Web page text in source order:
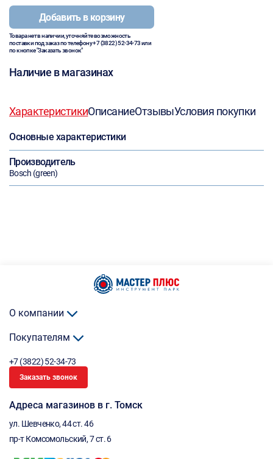
Добавить в корзину
Товара нет в наличии, уточняйте возможность
поставки под заказ по телефону+7 (3822) 52-34-73или
по кнопке "Заказать звонок"
Наличие в магазинах
ХарактеристикиОписаниеОтзывыУсловия покупки
Основные характеристики
Производитель
Bosch (green)
О компании
Покупателям
+7 (3822) 52-34-73
Заказать звонок
Адреса магазинов в г. Томск
ул. Шевченко, 44 ст. 46
пр-т Комсомольский, 7 ст. 6